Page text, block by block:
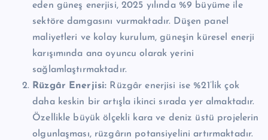
eden güneş enerjisi, 2025 yılında %9 büyüme ile
sektöre damgasını vurmaktadır. Düşen panel
maliyetleri ve kolay kurulum, güneşin küresel enerji
karışımında ana oyuncu olarak yerini
sağlamlaştırmaktadır.
Rüzgâr Enerjisi: Rüzgâr enerjisi ise %21’lik çok
daha keskin bir artışla ikinci sırada yer almaktadır.
Özellikle büyük ölçekli kara ve deniz üstü projelerin
olgunlaşması, rüzgârın potansiyelini artırmaktadır.